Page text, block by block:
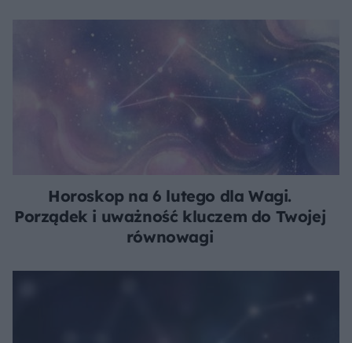
Horoskop na 6 lutego dla Wagi.
Porządek i uważność kluczem do Twojej
równowagi